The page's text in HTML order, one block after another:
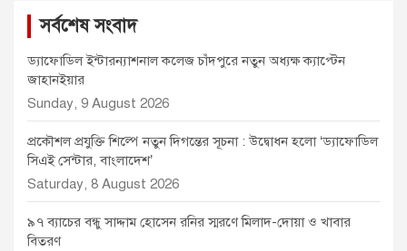
সর্বশেষ সংবাদ
ড্যাফোডিল ইন্টারন্যাশনাল কলেজ চাঁদপুরে নতুন অধ্যক্ষ ক্যাপ্টেন
জাহানইয়ার
Sunday, 9 August 2026
প্রকৌশল প্রযুক্তি শিল্পে নতুন দিগন্তের সূচনা : উদ্বোধন হলো ‘ড্যাফোডিল
সিএই সেন্টার, বাংলাদেশ’
Saturday, 8 August 2026
৯৭ ব্যাচের বন্ধু সাদ্দাম হোসেন রনির স্মরণে মিলাদ-দোয়া ও খাবার
বিতরণ